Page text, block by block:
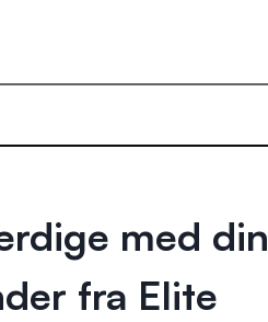
med din
fra Elite